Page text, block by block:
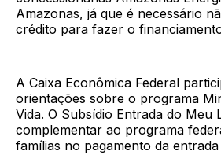
Amazonas, já que é necessário
crédito para fazer o
A Caixa Econômica Federal
orientações sobre o programa
Vida. O Subsídio Entrada do Meu
complementar ao programa
famílias no pagamento da